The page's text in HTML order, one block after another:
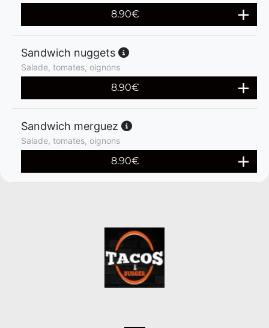
8.90€
Sandwich nuggets
Salade, tomates, oignons
8.90€
Sandwich merguez
Salade, tomates, oignons
8.90€